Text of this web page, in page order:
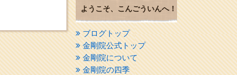
ようこそ、こんごういんへ！
ブログトップ
金剛院公式トップ
金剛院について
金剛院の四季